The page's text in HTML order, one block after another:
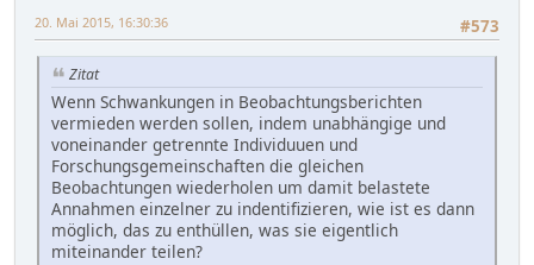
#573
20. Mai 2015, 16:30:36
Zitat
Wenn Schwankungen in Beobachtungsberichten
vermieden werden sollen, indem unabhängige und
voneinander getrennte Individuuen und
Forschungsgemeinschaften die gleichen
Beobachtungen wiederholen um damit belastete
Annahmen einzelner zu indentifizieren, wie ist es dann
möglich, das zu enthüllen, was sie eigentlich
miteinander teilen?